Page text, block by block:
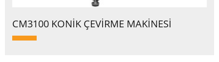
CM3100 KONİK ÇEVİRME MAKİNESİ